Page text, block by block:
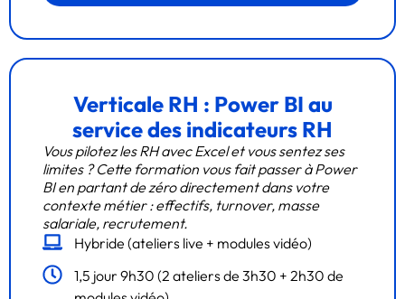
Verticale RH : Power BI au
service des indicateurs RH
Vous pilotez les RH avec Excel et vous sentez ses
limites ? Cette formation vous fait passer à Power
BI en partant de zéro directement dans votre
contexte métier : effectifs, turnover, masse
salariale, recrutement.
Hybride (ateliers live + modules vidéo)
1,5 jour 9h30 (2 ateliers de 3h30 + 2h30 de